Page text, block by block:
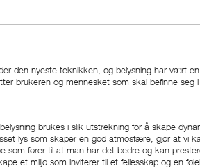
den nyeste teknikken, og belysning har vært
brukeren og mennesket som skal befinne
brukes i slik utstrekning for å skape
lys som skaper en god atmosfære, gjør at vi
som fører til at man har det bedre og kan
et miljø som inviterer til et fellesskap og en